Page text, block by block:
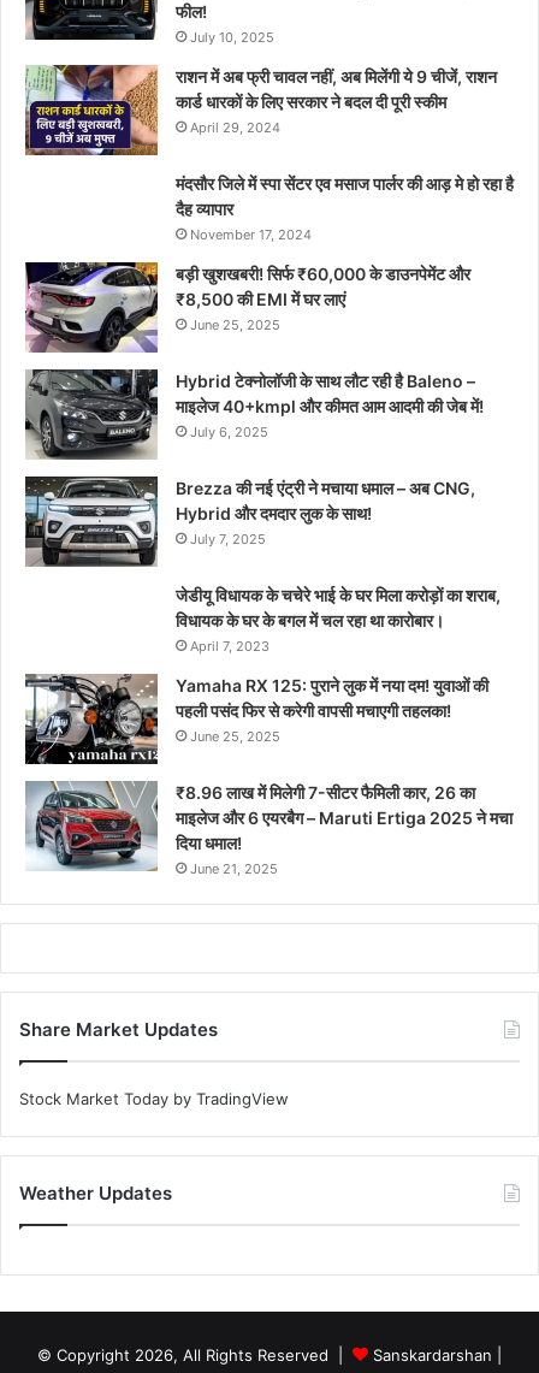
फील!
July 10, 2025
राशन में अब फ्री चावल नहीं, अब मिलेंगी ये 9 चीजें, राशन
कार्ड धारकों के लिए सरकार ने बदल दी पूरी स्कीम
April 29, 2024
मंदसौर जिले में स्पा सेंटर एव मसाज पार्लर की आड़ मे हो रहा है
दैह व्यापार
November 17, 2024
बड़ी खुशखबरी! सिर्फ ₹60,000 के डाउनपेमेंट और
₹8,500 की EMI में घर लाएं
June 25, 2025
Hybrid टेक्नोलॉजी के साथ लौट रही है Baleno –
माइलेज 40+kmpl और कीमत आम आदमी की जेब में!
July 6, 2025
Brezza की नई एंट्री ने मचाया धमाल – अब CNG,
Hybrid और दमदार लुक के साथ!
July 7, 2025
जेडीयू विधायक के चचेरे भाई के घर मिला करोड़ों का शराब,
विधायक के घर के बगल में चल रहा था कारोबार।
April 7, 2023
Yamaha RX 125: पुराने लुक में नया दम! युवाओं की
पहली पसंद फिर से करेगी वापसी मचाएगी तहलका!
June 25, 2025
₹8.96 लाख में मिलेगी 7-सीटर फैमिली कार, 26 का
माइलेज और 6 एयरबैग – Maruti Ertiga 2025 ने मचा
दिया धमाल!
June 21, 2025
Share Market Updates
Stock Market Today by TradingView
Weather Updates
© Copyright 2026, All Rights Reserved | Sanskardarshan